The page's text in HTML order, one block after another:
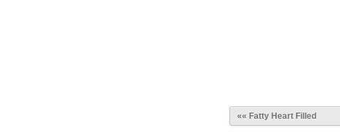
«« Fatty Heart Filled